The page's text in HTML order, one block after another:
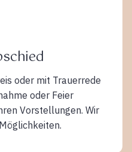
oder mit Trauerrede
oder Feier
Vorstellungen. Wir